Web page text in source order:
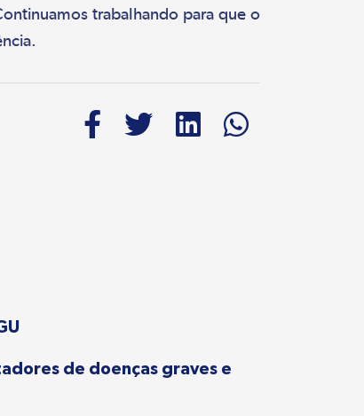
trabalhando para que o
de doenças graves e